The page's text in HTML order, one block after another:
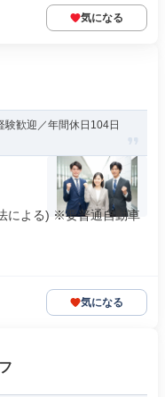
気になる
験歓迎／年間休日104日
による) ※要普通自動車
気になる